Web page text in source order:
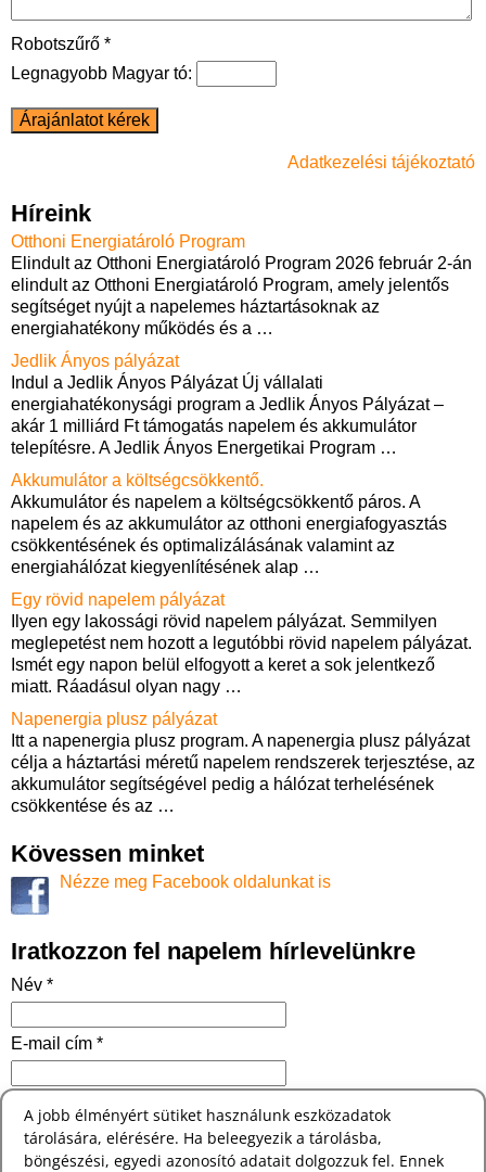
A jobb élményért sütiket használunk eszközadatok
tárolására, elérésére. Ha beleegyezik a tárolásba,
böngészési, egyedi azonosító adatait dolgozzuk fel. Ennek
Robotszűrő *
Legnagyobb Magyar tó:
Adatkezelési tájékoztató
Híreink
Otthoni Energiatároló Program
Elindult az Otthoni Energiatároló Program 2026 február 2-án
elindult az Otthoni Energiatároló Program, amely jelentős
segítséget nyújt a napelemes háztartásoknak az
energiahatékony működés és a …
Jedlik Ányos pályázat
Indul a Jedlik Ányos Pályázat Új vállalati
energiahatékonysági program a Jedlik Ányos Pályázat –
akár 1 milliárd Ft támogatás napelem és akkumulátor
telepítésre. A Jedlik Ányos Energetikai Program …
Akkumulátor a költségcsökkentő.
Akkumulátor és napelem a költségcsökkentő páros. A
napelem és az akkumulátor az otthoni energiafogyasztás
csökkentésének és optimalizálásának valamint az
energiahálózat kiegyenlítésének alap …
Egy rövid napelem pályázat
Ilyen egy lakossági rövid napelem pályázat. Semmilyen
meglepetést nem hozott a legutóbbi rövid napelem pályázat.
Ismét egy napon belül elfogyott a keret a sok jelentkező
miatt. Ráadásul olyan nagy …
Napenergia plusz pályázat
Itt a napenergia plusz program. A napenergia plusz pályázat
célja a háztartási méretű napelem rendszerek terjesztése, az
akkumulátor segítségével pedig a hálózat terhelésének
csökkentése és az …
Kövessen minket
Nézze meg Facebook oldalunkat is
Iratkozzon fel napelem hírlevelünkre
Név *
E-mail cím *
Magyar zászló legalsó színe: